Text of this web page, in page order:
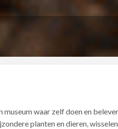
museum waar zelf doen en
planten en dieren,